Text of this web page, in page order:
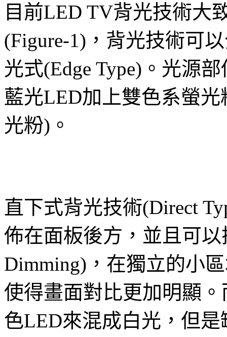
目前LED TV背光技術大
(Figure-1)，背光技術可
光式(Edge Type)。光源
藍光LED加上雙色系螢
光粉)。
直下式背光技術(Direct
佈在面板後方，並且可
Dimming)，在獨立的小
使得畫面對比更加明顯
色LED來混成白光，但